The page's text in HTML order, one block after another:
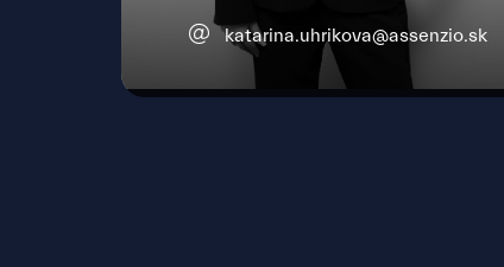
katarina.uhrikova@assenzio.sk